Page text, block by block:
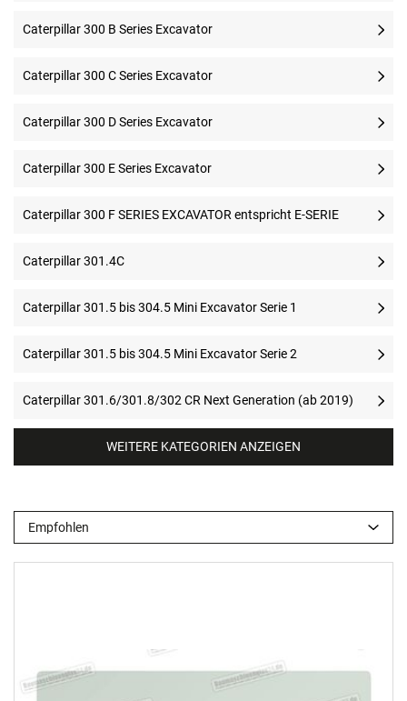
Caterpillar 300 B Series Excavator
Caterpillar 300 C Series Excavator
Caterpillar 300 D Series Excavator
Caterpillar 300 E Series Excavator
Caterpillar 300 F SERIES EXCAVATOR entspricht E-SERIE
Caterpillar 301.4C
Caterpillar 301.5 bis 304.5 Mini Excavator Serie 1
Caterpillar 301.5 bis 304.5 Mini Excavator Serie 2
Caterpillar 301.6/301.8/302 CR Next Generation (ab 2019)
WEITERE KATEGORIEN ANZEIGEN